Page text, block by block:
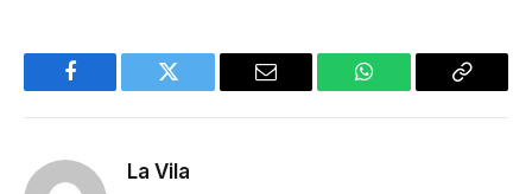
Facebook Twitter Email WhatsApp Copy
La Vila